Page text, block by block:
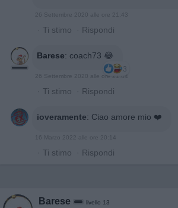
· Ti stimo · Rispondi
Barese: coach73 😂
3
26 Settembre 2020 alle ore 21:44
· Ti stimo · Rispondi
ioveramente: Ciao amore mio ❤️
16 Marzo 2022 alle ore 20:14
· Ti stimo · Rispondi
Barese livello 13